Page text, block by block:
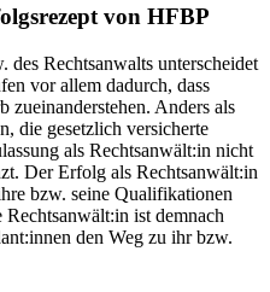
von HFBP
Rechtsanwalts unterscheidet
vor allem dadurch, dass
zueinanderstehen. Anders als
die gesetzlich versicherte
als Rechtsanwält:in nicht
Der Erfolg als Rechtsanwält:in
bzw. seine Qualifikationen
ist demnach
den Weg zu ihr bzw.